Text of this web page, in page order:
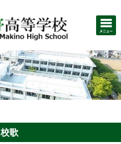
校歌